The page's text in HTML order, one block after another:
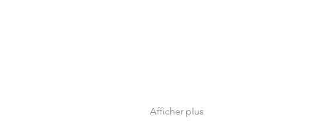
Afficher plus